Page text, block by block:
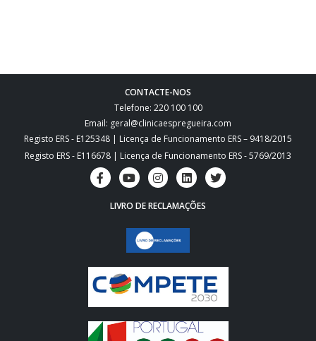
CONTACTE-NOS
Telefone: 220 100 100
Email: geral@clinicaespregueira.com
Registo ERS - E125348 | Licença de Funcionamento ERS – 9418/2015
Registo ERS - E116678 | Licença de Funcionamento ERS - 5769/2013
LIVRO DE RECLAMAÇÕES